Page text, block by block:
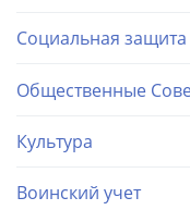
Социальная защита
Общественные
Культура
Воинский учет